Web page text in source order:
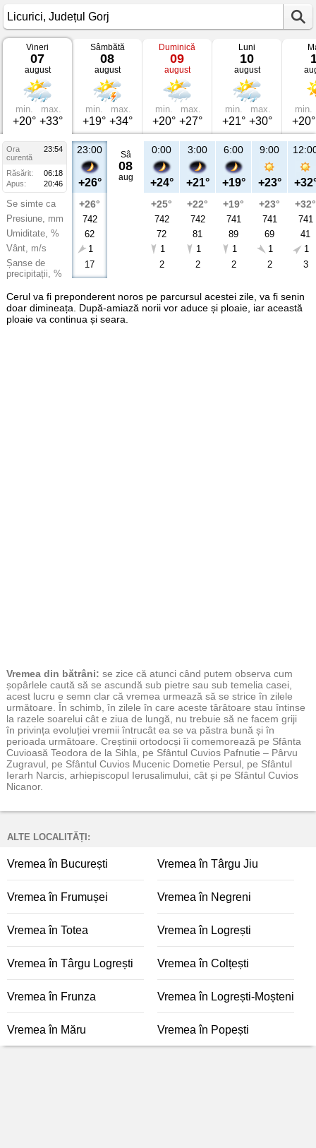
Vremea
Licurici
Județul
Gorj
Vineri
07
august
min.
+20°
max.
+33°
Sâmbătă
08
august
min.
+19°
max.
+34°
Duminică
09
august
min.
+20°
max.
+27°
Luni
10
august
min.
+21°
max.
+30°
min.
+20°
Ora
23:54
curentă
Răsărit:
06:18
Apus:
20:46
Se simte ca
Presiune, mm
Umiditate, %
Vânt, m/s
Șanse de
precipitații, %
23:00
+26°
+26°
742
62
1
17
Sâ
08
aug
0:00
+24°
+25°
742
72
1
2
3:00
+21°
+22°
742
81
1
2
6:00
+19°
+19°
741
89
1
2
9:00
+23°
+23°
741
69
1
2
+32°
741
41
1
3
Cerul va fi preponderent noros pe parcursul acestei zile, va fi senin
doar dimineața. După-amiază norii vor aduce și ploaie, iar această
ploaie va continua și seara.
Vremea din bătrâni: se zice că atunci când putem observa cum
șopârlele caută să se ascundă sub pietre sau sub temelia casei,
acest lucru e semn clar că vremea urmează să se strice în zilele
următoare. În schimb, în zilele în care aceste târâtoare stau întinse
la razele soarelui cât e ziua de lungă, nu trebuie să ne facem griji
în privința evoluției vremii întrucât ea se va păstra bună și în
perioada următoare. Creștinii ortodocși îi comemorează pe Sfânta
Cuvioasă Teodora de la Sihla, pe Sfântul Cuvios Pafnutie – Pârvu
Zugravul, pe Sfântul Cuvios Mucenic Dometie Persul, pe Sfântul
Ierarh Narcis, arhiepiscopul Ierusalimului, cât și pe Sfântul Cuvios
Nicanor.
ALTE LOCALITĂȚI:
Vremea în București Vremea în Târgu Jiu
Vremea în Frumușei Vremea în Negreni
Vremea în Totea Vremea în Logrești
Vremea în Târgu Logrești Vremea în Colțești
Vremea în Frunza Vremea în Logrești-Moșteni
Vremea în Măru Vremea în Popești